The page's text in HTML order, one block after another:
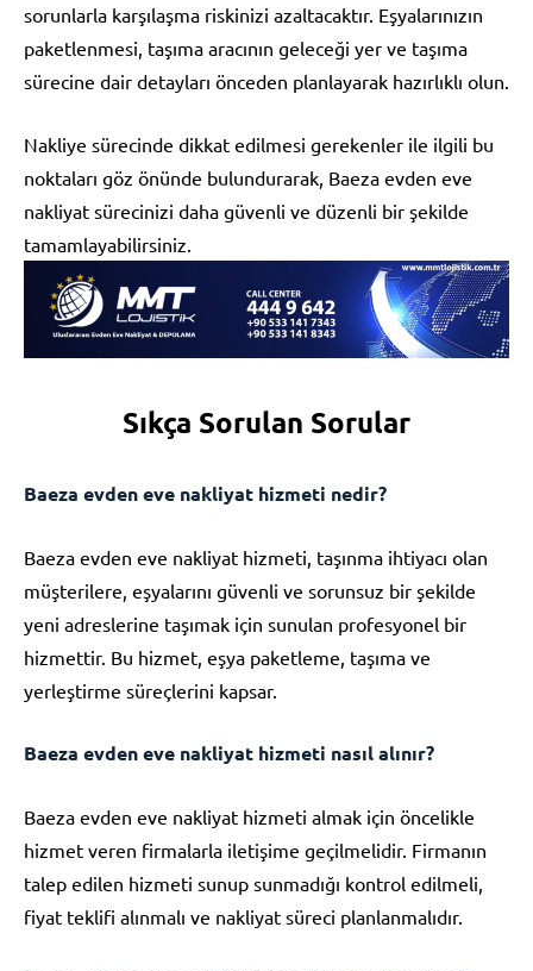
sorunlarla karşılaşma riskinizi azaltacaktır. Eşyalarınızın
paketlenmesi, taşıma aracının geleceği yer ve taşıma
sürecine dair detayları önceden planlayarak hazırlıklı olun.
Nakliye sürecinde dikkat edilmesi gerekenler ile ilgili bu
noktaları göz önünde bulundurarak, Baeza evden eve
nakliyat sürecinizi daha güvenli ve düzenli bir şekilde
tamamlayabilirsiniz.
Sıkça Sorulan Sorular
Baeza evden eve nakliyat hizmeti nedir?
Baeza evden eve nakliyat hizmeti, taşınma ihtiyacı olan
müşterilere, eşyalarını güvenli ve sorunsuz bir şekilde
yeni adreslerine taşımak için sunulan profesyonel bir
hizmettir. Bu hizmet, eşya paketleme, taşıma ve
yerleştirme süreçlerini kapsar.
Baeza evden eve nakliyat hizmeti nasıl alınır?
Baeza evden eve nakliyat hizmeti almak için öncelikle
hizmet veren firmalarla iletişime geçilmelidir. Firmanın
talep edilen hizmeti sunup sunmadığı kontrol edilmeli,
fiyat teklifi alınmalı ve nakliyat süreci planlanmalıdır.